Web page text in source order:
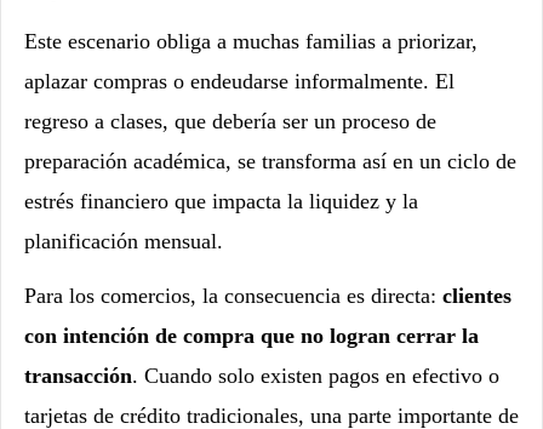
Este escenario obliga a muchas familias a priorizar,
aplazar compras o endeudarse informalmente. El
regreso a clases, que debería ser un proceso de
preparación académica, se transforma así en un ciclo de
estrés financiero que impacta la liquidez y la
planificación mensual.
Para los comercios, la consecuencia es directa: clientes
con intención de compra que no logran cerrar la
transacción. Cuando solo existen pagos en efectivo o
tarjetas de crédito tradicionales, una parte importante de